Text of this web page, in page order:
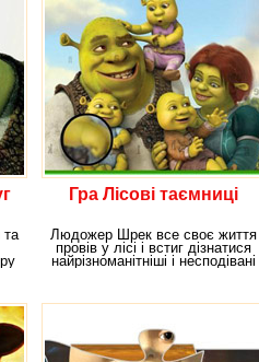
та
Гра Лісові таємниці
Людожер Шрек все своє життя
провів у лісі і встиг дізнатися
найрізноманітніші і несподівані